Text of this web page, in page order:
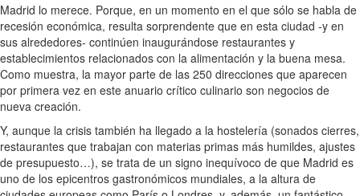
Madrid lo merece. Porque, en un momento en el que sólo se habla de
recesión económica, resulta sorprendente que en esta ciudad -y en
sus alrededores- continúen inaugurándose restaurantes y
establecimientos relacionados con la alimentación y la buena mesa.
Como muestra, la mayor parte de las 250 direcciones que aparecen
por primera vez en este anuario crítico culinario son negocios de
nueva creación.
Y, aunque la crisis también ha llegado a la hostelería (sonados cierres,
restaurantes que trabajan con materias primas más humildes, ajustes
de presupuesto…), se trata de un signo inequívoco de que Madrid es
uno de los epicentros gastronómicos mundiales, a la altura de